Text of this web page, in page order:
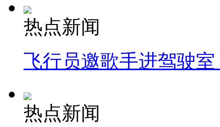
热点新闻
飞行员邀歌手进驾驶
热点新闻